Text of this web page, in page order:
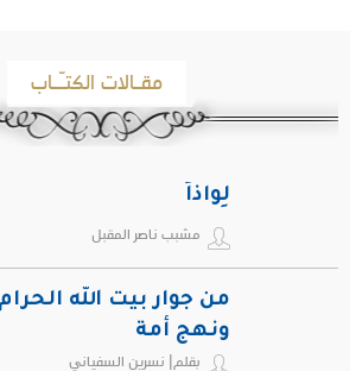
مقـالات الكتـّـاب
لِواذاً
مشبب ناصر المقبل
من جوار بيت الله
ونهج أمة
بقلم| نسرين السفياني